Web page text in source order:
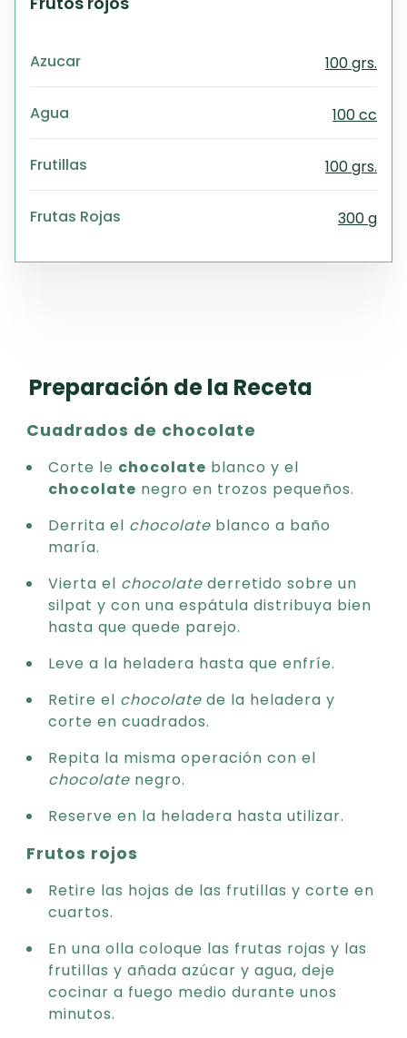
Azucar 100 grs.
Agua 100 cc
Frutillas 100 grs.
Frutas Rojas 300 g
Preparación de la Receta
Cuadrados de chocolate
Corte le chocolate blanco y el
chocolate negro en trozos pequeños.
Derrita el chocolate blanco a baño
maría.
Vierta el chocolate derretido sobre un
silpat y con una espátula distribuya bien
hasta que quede parejo.
Leve a la heladera hasta que enfríe.
Retire el chocolate de la heladera y
corte en cuadrados.
Repita la misma operación con el
chocolate negro.
Reserve en la heladera hasta utilizar.
Frutos rojos
Retire las hojas de las frutillas y corte en
cuartos.
En una olla coloque las frutas rojas y las
frutillas y añada azúcar y agua, deje
cocinar a fuego medio durante unos
minutos.